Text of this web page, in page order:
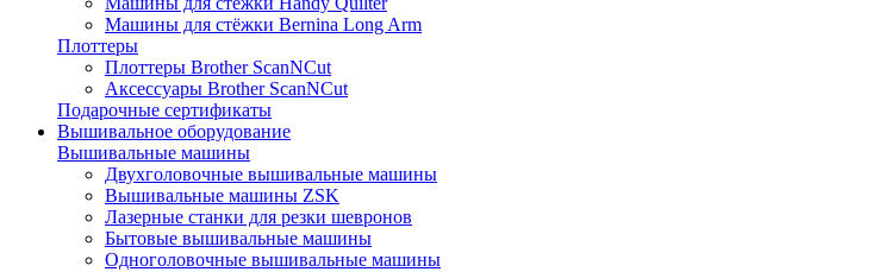
Машины для стёжки Bernina Long Arm
Плоттеры
Плоттеры Brother ScanNCut
Аксессуары Brother ScanNCut
Подарочные сертификаты
Вышивальное оборудование
Вышивальные машины
Двухголовочные вышивальные машины
Вышивальные машины ZSK
Лазерные станки для резки шевронов
Бытовые вышивальные машины
Одноголовочные вышивальные машины